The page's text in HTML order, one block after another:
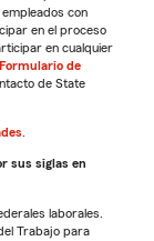
con
en el proceso
en cualquier
Formulario de
de State
sus siglas en
laborales.
Trabajo para